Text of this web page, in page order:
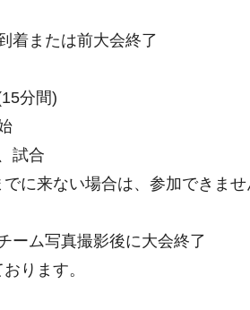
着または前大会終了
分間)
始
試合
に来ない場合は、参加できませ
ーム写真撮影後に大会終了
ります。